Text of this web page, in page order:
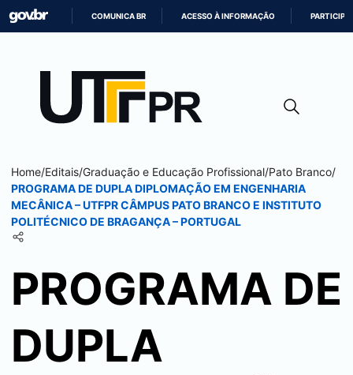
CONTEÚDO
COMUNICA BR ACESSO À INFORMAÇÃO PARTICIPE
Home/Editais/Graduação e Educação Profissional/Pato Branco/
PROGRAMA DE DUPLA DIPLOMAÇÃO EM ENGENHARIA
MECÂNICA – UTFPR CÂMPUSPATO BRANCOE INSTITUTO
POLITÉCNICO DE BRAGANÇA – PORTUGAL
PROGRAMA DE
DUPLA